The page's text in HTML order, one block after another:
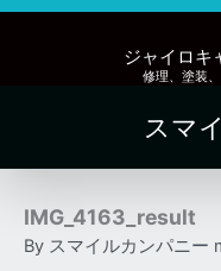
内
ッ
ジャイロキ
修理、塗装
スマ
IMG_4163_result
By スマイルカンパニー